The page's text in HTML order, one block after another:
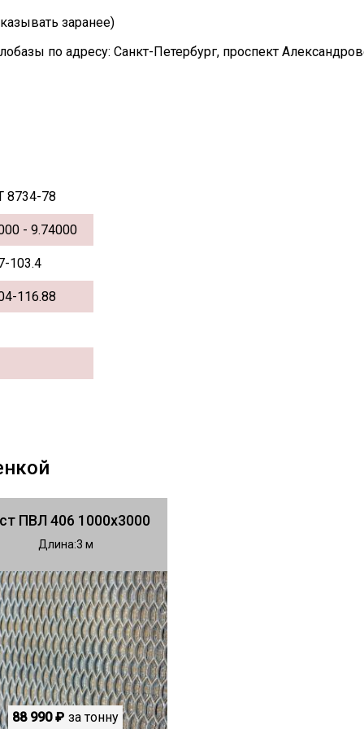
заранее)
по адресу: Санкт-Петербург, проспект
8734-78
- 9.74000
103.4
116.88
ПВЛ 406 1000х3000
Длина 3
88 990 ₽ за тонну